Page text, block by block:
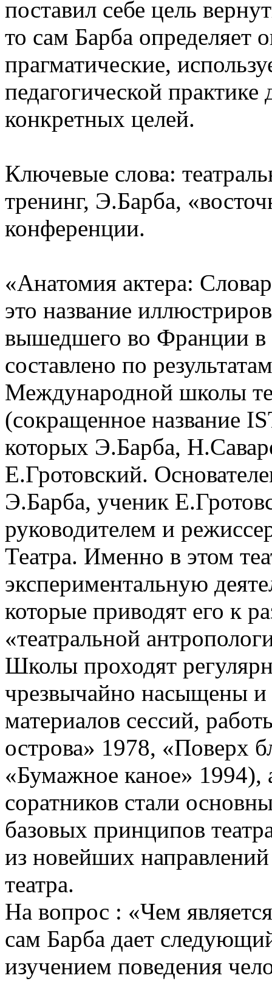
поставил себе цель
то сам Барба определяет
прагматические,
педагогической
конкретных целей.
Ключевые слова:
тренинг, Э.Барба,
конференции.
«Анатомия актера:
это название
вышедшего во Франции в
составлено по
Международной школы
(сокращенное название
которых Э.Барба,
Е.Гротовский.
Э.Барба, ученик
руководителем и
Театра. Именно в этом
экспериментальную
которые приводят его к
«театральной
Школы проходят
чрезвычайно насыщены
материалов сессий,
острова» 1978, «Поверх
«Бумажное каное» 1994),
соратников стали
базовых принципов
из новейших
театра.
На вопрос : «Чем
сам Барба дает
изучением поведения